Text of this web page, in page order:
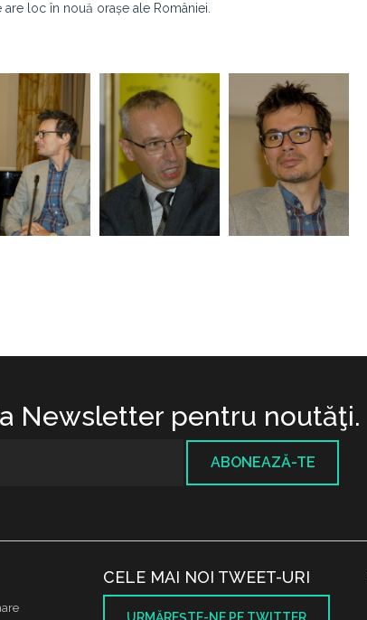
loc în nouă orașe ale României.
Newsletter pentru noutăţi.
ABONEAZĂ-TE
CELE MAI NOI TWEET-URI